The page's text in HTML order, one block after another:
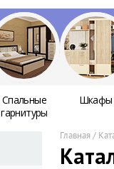
Спальные
гарнитуры
Шкафы
Главная/